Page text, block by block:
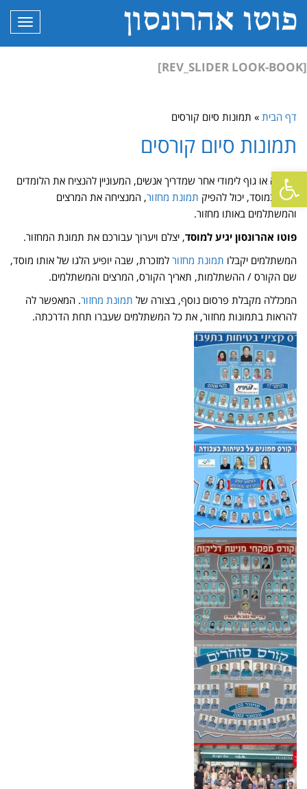
פתח סרגל נגישות
[REV_SLIDER LOOK-BOOK]
דף הבית » תמונות סיום קורסים
תמונות סיום קורסים
מכללה או גוף לימודי אחר שמדריך אנשים, המעוניין להנציח את הלומדים
אצלו במוסד, יכול להפיק תמונת מחזור, המנציחה את המרצים
והמשתלמים באותו מחזור.
פוטו אהרונסון יגיע למוסד, יצלם ויערוך עבורכם את תמונת המחזור.
המשתלמים יקבלו תמונת מחזור למזכרת, שבה יופיע הלגו של אותו מוסד,
שם הקורס / ההשתלמות, תאריך הקורס, המרצים והמשתלמים.
המכללה מקבלת פרסום נוסף, בצורה של תמונת מחזור. המאפשר לה
להראות בתמונות מחזור, את כל המשתלמים שעברו תחת הדרכתה.